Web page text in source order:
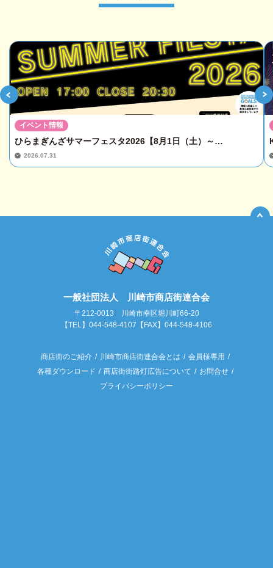
ひらまぎんざサマーフェスタ2026【8月1日（土）～…
2026.07.31
イベント情報
一般社団法人 川崎市商店街連合会
〒212-0013 川崎市幸区堀川町66-20
【TEL】044-548-4107【FAX】044-548-4106
商店街のご紹介 川崎市商店街連合会とは
会員様専用
各種ダウンロード
商店街街路灯広告について
お問合せ
プライバシーポリシー